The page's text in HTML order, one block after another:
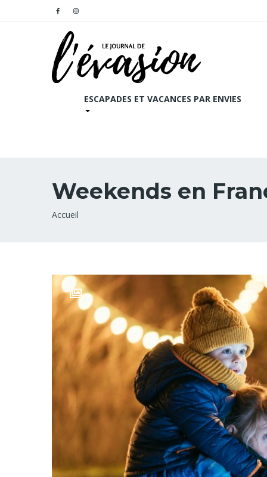
ESCAPADES ET VACANCES PAR ENVIES
Weekends en
Fil
Accueil